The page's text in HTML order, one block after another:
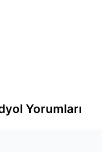
Yorumları